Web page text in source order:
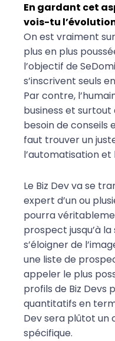
En gardant cet
vois-tu
On est vraiment
plus en plus
l’objectif de
s’inscrivent seuls
Par contre,
business et surtout
besoin de conseils
faut trouver un
l’automatisation
Le Biz Dev va se
expert d’un ou
pourra
prospect jusqu’à
s’éloigner de
une liste de
appeler le plus
profils de Biz Devs
quantitatifs en
Dev sera plûtot un
spécifique.